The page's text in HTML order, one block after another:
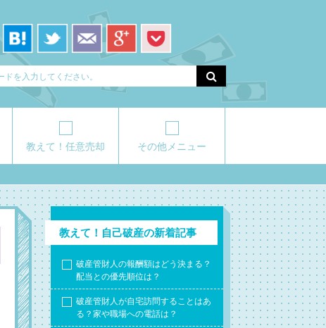
教えて！任意売却 その他メニュー
教えて！自己破産の新着記事
破産管財人の報酬額はどう決まる？
配当との優先順位は？
破産管財人が自宅訪問することはあ
る？家や職場への電話は？